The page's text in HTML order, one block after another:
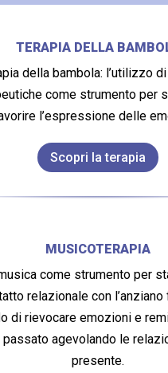
TERAPIA DELLA
della bambola: l’utilizzo
come strumento per
l’espressione delle
Scopri la terapia
MUSICOTERAPIA
come strumento per
relazionale con l’anziano
di rievocare emozioni e
passato agevolando le
presente.